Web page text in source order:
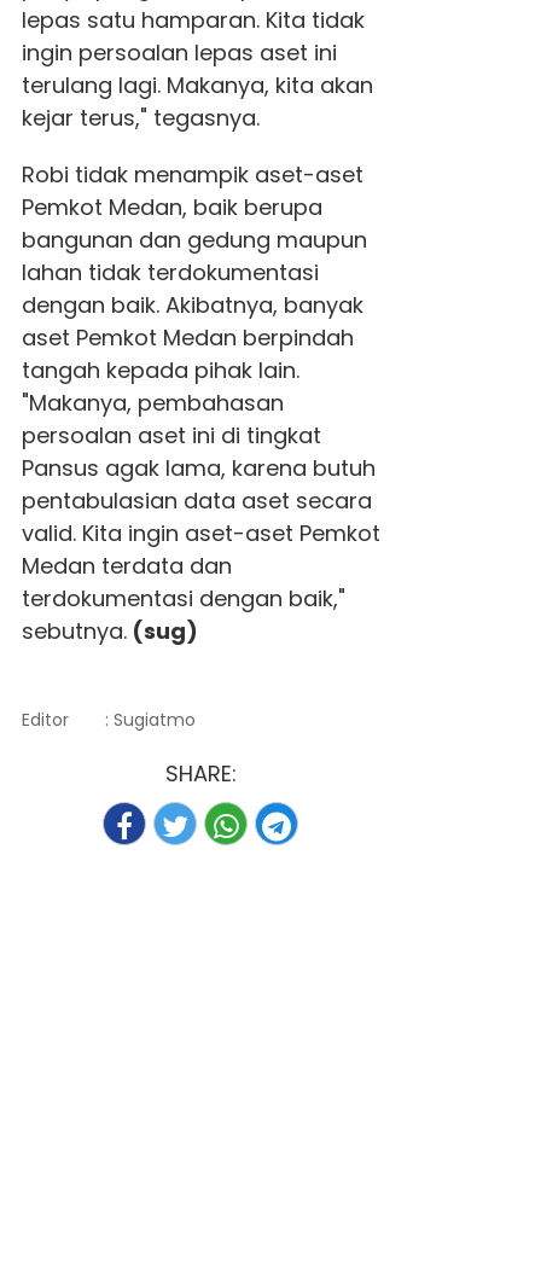
lepas satu hamparan. Kita tidak
ingin persoalan lepas aset ini
terulang lagi. Makanya, kita akan
kejar terus," tegasnya.
Robi tidak menampik aset-aset
Pemkot Medan, baik berupa
bangunan dan gedung maupun
lahan tidak terdokumentasi
dengan baik. Akibatnya, banyak
aset Pemkot Medan berpindah
tangah kepada pihak lain.
"Makanya, pembahasan
persoalan aset ini di tingkat
Pansus agak lama, karena butuh
pentabulasian data aset secara
valid. Kita ingin aset-aset Pemkot
Medan terdata dan
terdokumentasi dengan baik,"
sebutnya.(sug)
Editor : Sugiatmo
SHARE: